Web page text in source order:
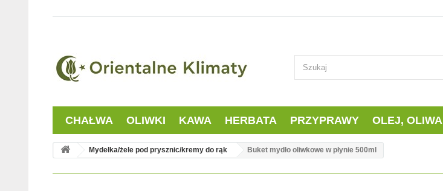
CHAŁWA OLIWKI KAWA HERBATA PRZYPRAWY OLEJ, OLIWA
Mydełka/żele pod prysznic/kremy do rąk Buket mydło oliwkowe w płynie 500ml